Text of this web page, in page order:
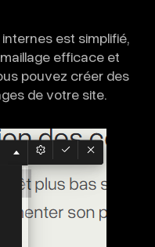
est simplifié,
efficace et
pouvez créer des
de votre site.